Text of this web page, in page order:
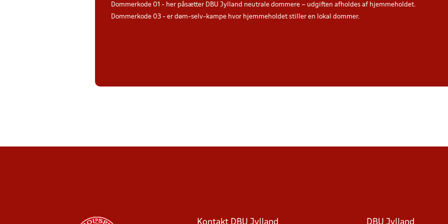
Dommerkode 01 - her påsætter DBU Jylland neutrale dommere – udgiften afholdes af hjemmeholdet.
Dommerkode 03 - er døm-selv-kampe hvor hjemmeholdet stiller en lokal dommer.
Kontakt DBU Jylland DBU Jylland